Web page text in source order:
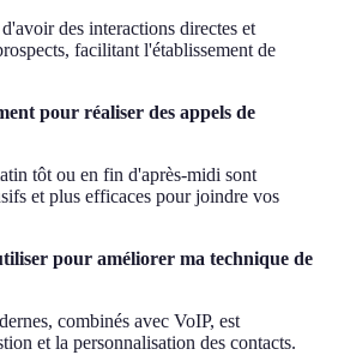
des interactions directes et
facilitant l'établissement de
pour réaliser des appels de
tôt ou en fin d'après-midi sont
et plus efficaces pour joindre vos
pour améliorer ma technique de
combinés avec VoIP, est
et la personnalisation des contacts.